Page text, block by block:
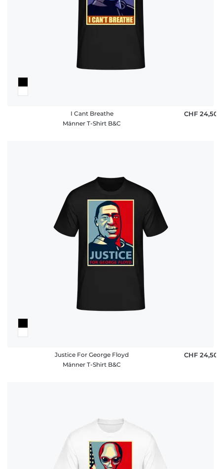
I Cant Breathe
Männer T-Shirt B&C
CHF 24,50
Justice For George Floyd
Männer T-Shirt B&C
CHF 24,50